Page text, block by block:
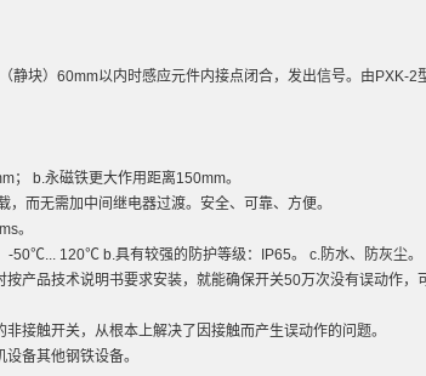
块）60mm以内时感应元件内接点闭合，发出信号。由PXK-2
； b.永磁铁更大作用距离150mm。
而无需加中间继电器过渡。安全、可靠、方便。
。
-50℃... 120℃ b.具有较强的防护等级：IP65。 c.防水、防灰尘。
产品技术说明书要求安装，就能确保开关50万次没有误动作，
接触开关，从根本上解决了因接触而产生误动作的问题。
备其他钢铁设备。